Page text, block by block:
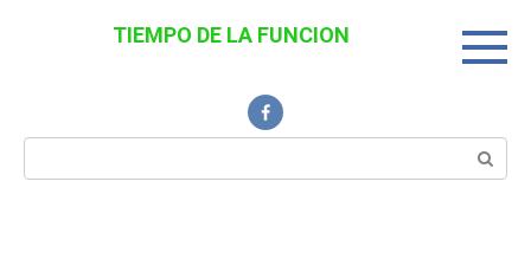
TIEMPO DE LA FUNCION
Поиск: